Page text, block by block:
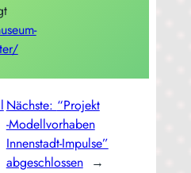
Nächste: “Projekt
‑Modellvorhaben
Innenstadt-Impulse”
abgeschlossen →